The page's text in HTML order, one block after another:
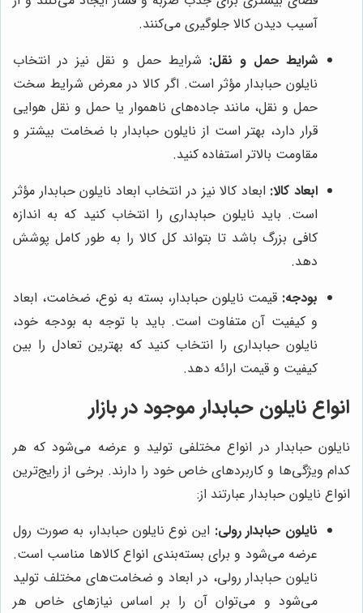
آسیب دیدن کالا جلوگیری می‌کنند.
شرایط حمل و نقل: شرایط حمل و نقل نیز در انتخاب
نایلون حبابدار مؤثر است. اگر کالا در معرض شرایط سخت
حمل و نقل، مانند جاده‌های ناهموار یا حمل و نقل هوایی
قرار دارد، بهتر است از نایلون حبابدار با ضخامت بیشتر و
مقاومت بالاتر استفاده کنید.
ابعاد کالا: ابعاد کالا نیز در انتخاب ابعاد نایلون حبابدار مؤثر
است. باید نایلون حبابداری را انتخاب کنید که به اندازه
کافی بزرگ باشد تا بتواند کل کالا را به طور کامل پوشش
دهد.
بودجه: قیمت نایلون حبابدار، بسته به نوع، ضخامت، ابعاد
و کیفیت آن متفاوت است. باید با توجه به بودجه خود،
نایلون حبابداری را انتخاب کنید که بهترین تعادل را بین
کیفیت و قیمت ارائه دهد.
انواع نایلون حبابدار موجود در بازار
نایلون حبابدار در انواع مختلفی تولید و عرضه می‌شود که هر
کدام ویژگی‌ها و کاربردهای خاص خود را دارند. برخی از رایج‌ترین
انواع نایلون حبابدار عبارتند از:
نایلون حبابدار رولی: این نوع نایلون حبابدار، به صورت رول
عرضه می‌شود و برای بسته‌بندی انواع کالاها مناسب است.
نایلون حبابدار رولی، در ابعاد و ضخامت‌های مختلف تولید
می‌شود و می‌توان آن را بر اساس نیازهای خاص هر